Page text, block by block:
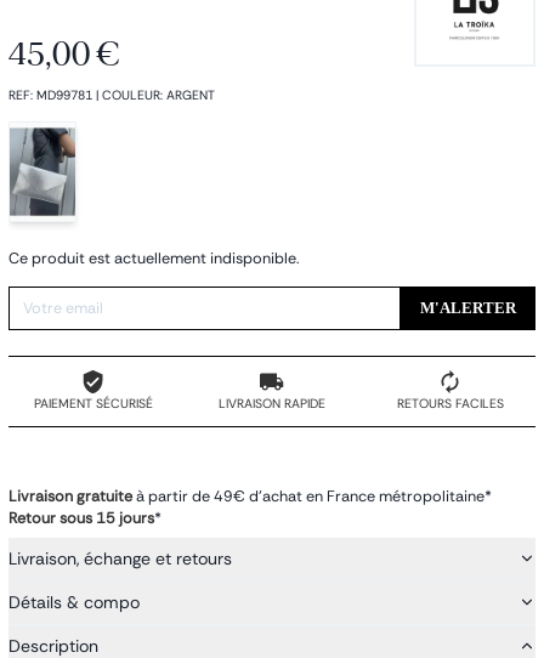
45,00 €
REF: MD99781 | COULEUR: ARGENT
Ce produit est actuellement indisponible.
M'ALERTER
PAIEMENT SÉCURISÉ LIVRAISON RAPIDE RETOURS FACILES
Livraison gratuiteà partir de 49€ d'achat en France métropolitaine*
Retour sous 15 jours*
Livraison, échange et retours
Détails & compo
Description